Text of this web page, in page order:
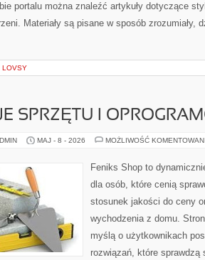
portalu można znaleźć artykuły dotyczące
Materiały są pisane w sposób zrozumiały,
LOVSY
SPRZĘTU I
MAJ - 8 - 2026 MOŻLIWOŚĆ
Feniks Shop to
dla osób, które cenią
stosunek jakości do ceny
wychodzenia z domu.
myślą o użytkownikach
rozwiązań, które sprawdzą